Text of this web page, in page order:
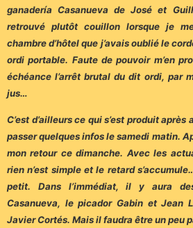
ganadería Casanueva de José et
retrouvé plutôt couillon lorsque je
chambre d’hôtel que j’avais oublié le
ordi portable. Faute de pouvoir m’en
échéance l’arrêt brutal du dit ordi, par
jus…
C’est d’ailleurs ce qui s’est produit
passer quelques infos le samedi matin.
mon retour ce dimanche. Avec les
rien n’est simple et le retard
petit. Dans l’immédiat, il y aura
Casanueva, le picador Gabin et Jean
Javier Cortés. Mais il faudra être un peu